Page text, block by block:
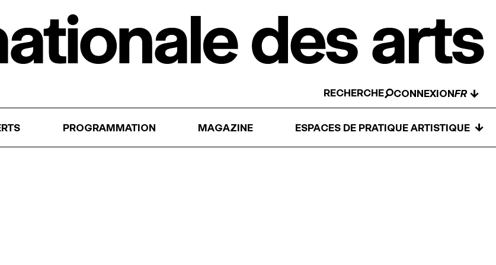
RECHERCHE CONNEXION ↓
PROGRAMMATION MAGAZINE ESPACES DE PRATIQUE ARTISTIQUE ↓